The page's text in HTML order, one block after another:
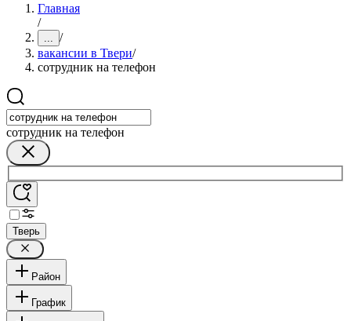
Главная
/
... /
вакансии в Твери/
сотрудник на телефон
сотрудник на телефон
Тверь
Район
График